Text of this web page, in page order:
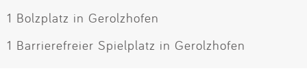
1 Bolzplatz in Gerolzhofen
1 Barrierefreier Spielplatz in Gerolzhofen